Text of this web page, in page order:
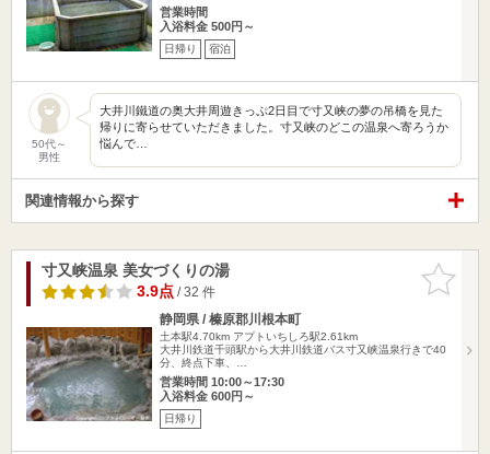
営業時間
入浴料金 500円～
日帰り 宿泊
50代～
男性
大井川鐵道の奥大井周遊きっぷ2日目で寸又峡の夢の吊橋を見た
帰りに寄らせていただきました。寸又峡のどこの温泉へ寄ろうか
悩んで…
関連情報から探す
お気に入
りに追加
寸又峡温泉 美女づくりの湯
3.9点/ 32 件
静岡県 / 榛原郡川根本町
土本駅4.70km アプトいちしろ駅2.61km
大井川鉄道千頭駅から大井川鉄道バス寸又峡温泉行きで40
分、終点下車、…
営業時間 10:00～17:30
入浴料金 600円～
日帰り